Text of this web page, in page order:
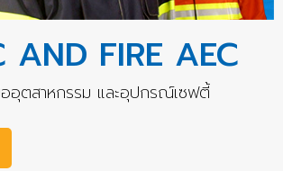
AND FIRE AEC
อุตสาหกรรม และอุปกรณ์เซฟตี้